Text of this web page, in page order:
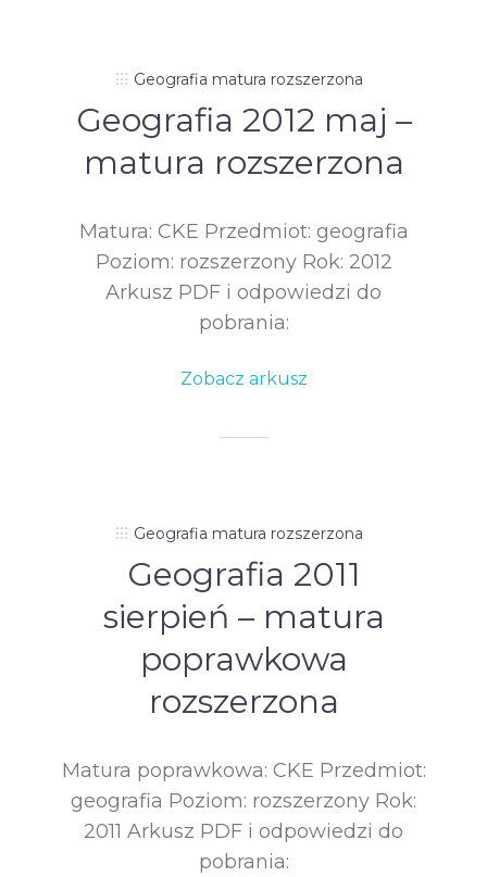
Geografia matura rozszerzona
Geografia 2012 maj –
matura rozszerzona
Matura: CKE Przedmiot: geografia
Poziom: rozszerzony Rok: 2012
Arkusz PDF i odpowiedzi do
pobrania:
Zobacz arkusz
Geografia matura rozszerzona
Geografia 2011
sierpień – matura
poprawkowa
rozszerzona
Matura poprawkowa: CKE Przedmiot:
geografia Poziom: rozszerzony Rok:
2011 Arkusz PDF i odpowiedzi do
pobrania: